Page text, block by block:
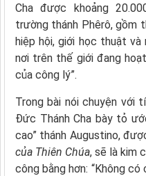
Cha được khoảng
trường thánh Phêrô, gồm
hiệp hội, giới học thuật và
nơi trên thế giới đang
của công lý”.
Trong bài nói chuyện với
Đức Thánh Cha bày tỏ
cao” thánh Augustino,
của Thiên Chúa, sẽ là kim
công bằng hơn: “Không